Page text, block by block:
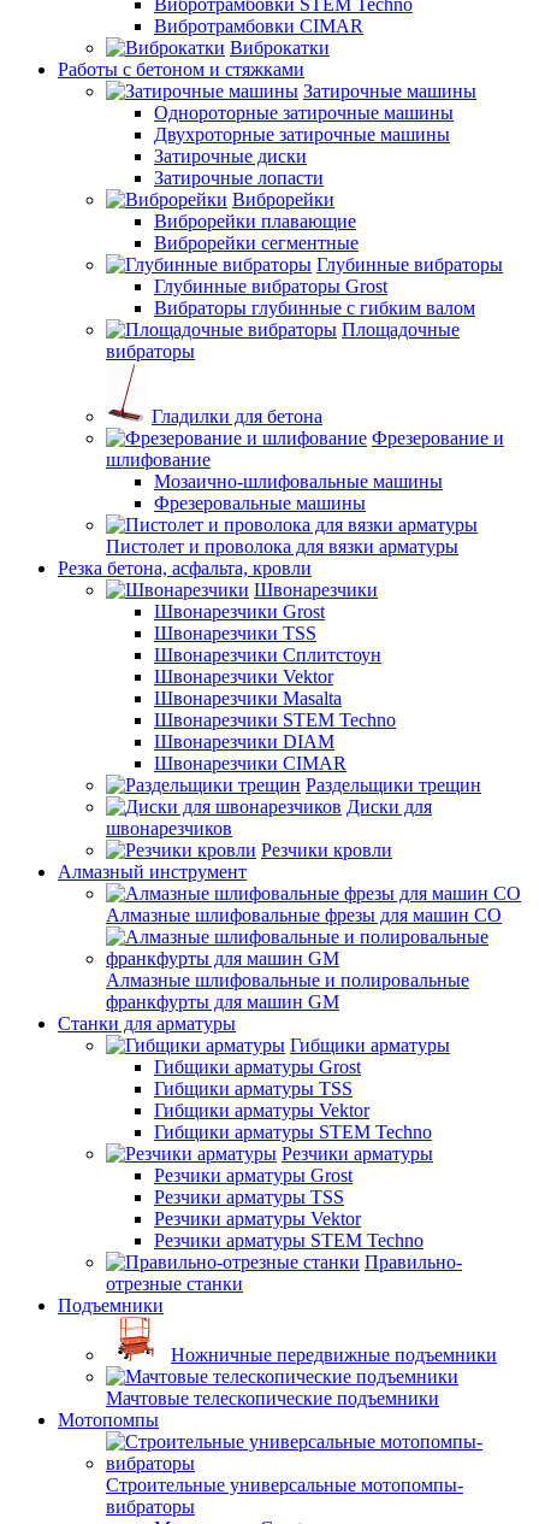
Вибротрамбовки STEM Techno
Вибротрамбовки CIMAR
Виброкатки
Работы с бетоном и стяжками
Затирочные машины
Однороторные затирочные машины
Двухроторные затирочные машины
Затирочные диски
Затирочные лопасти
Виброрейки
Виброрейки плавающие
Виброрейки сегментные
Глубинные вибраторы
Глубинные вибраторы Grost
Вибраторы глубинные с гибким валом
Площадочные
вибраторы
Гладилки для бетона
Фрезерование и
шлифование
Мозаично-шлифовальные машины
Фрезеровальные машины
Пистолет и проволока для вязки арматуры
Резка бетона, асфальта, кровли
Швонарезчики
Швонарезчики Grost
Швонарезчики TSS
Швонарезчики Сплитстоун
Швонарезчики Vektor
Швонарезчики Masalta
Швонарезчики STEM Techno
Швонарезчики DIAM
Швонарезчики CIMAR
Раздельщики трещин
Диски для
швонарезчиков
Резчики кровли
Алмазный инструмент
Алмазные шлифовальные фрезы для машин СО
Алмазные шлифовальные и полировальные
франкфурты для машин GM
Станки для арматуры
Гибщики арматуры
Гибщики арматуры Grost
Гибщики арматуры TSS
Гибщики арматуры Vektor
Гибщики арматуры STEM Techno
Резчики арматуры
Резчики арматуры Grost
Резчики арматуры TSS
Резчики арматуры Vektor
Резчики арматуры STEM Techno
Правильно-
отрезные станки
Подъемники
Ножничные передвижные подъемники
Мачтовые телескопические подъемники
Мотопомпы
Строительные универсальные мотопомпы-
вибраторы